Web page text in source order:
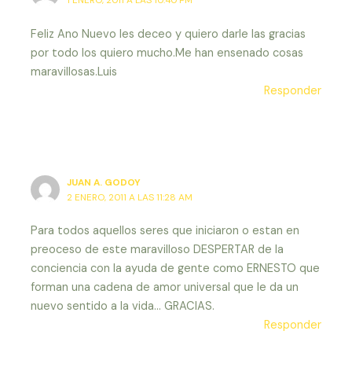
Feliz Ano Nuevo les deceo y quiero darle las gracias
por todo los quiero mucho.Me han ensenado cosas
maravillosas.Luis
Responder
JUAN A. GODOY
2 ENERO, 2011 A LAS 11:28 AM
Para todos aquellos seres que iniciaron o estan en
preoceso de este maravilloso DESPERTAR de la
conciencia con la ayuda de gente como ERNESTO que
forman una cadena de amor universal que le da un
nuevo sentido a la vida… GRACIAS.
Responder